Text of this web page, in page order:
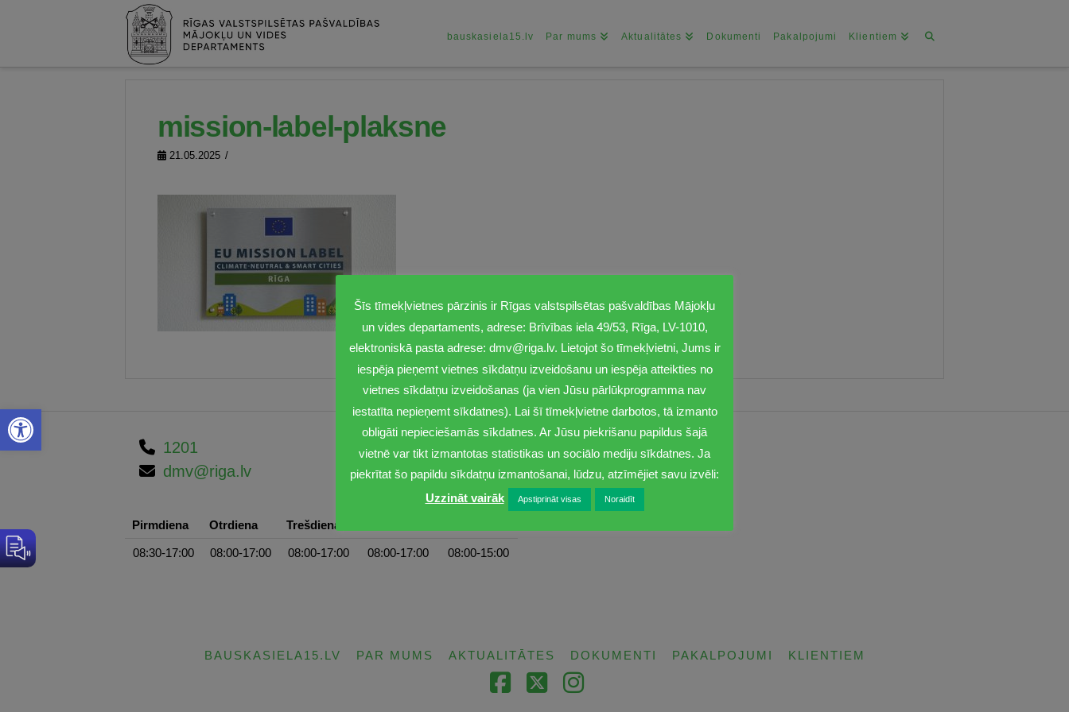
Open toolbar
bauskasiela15.lv Par mums Aktualitātes Dokumenti Pakalpojumi Klientiem
mission-label-plaksne
21.05.2025
1201
dmv@riga.lv
Pirmdiena Otrdiena Trešdiena
08:30-17:00 08:00-17:00 08:00-17:00 08:00-17:00 08:00-15:00
BAUSKASIELA15.LV PAR MUMS AKTUALITĀTES DOKUMENTI PAKALPOJUMI KLIENTIEM
Facebook
X Instagram
Šīs tīmekļvietnes pārzinis ir Rīgas valstspilsētas pašvaldības Mājokļu
un vides departaments, adrese: Brīvības iela 49/53, Rīga, LV-1010,
elektroniskā pasta adrese: dmv@riga.lv. Lietojot šo tīmekļvietni, Jums ir
iespēja pieņemt vietnes sīkdatņu izveidošanu un iespēja atteikties no
vietnes sīkdatņu izveidošanas (ja vien Jūsu pārlūkprogramma nav
iestatīta nepieņemt sīkdatnes). Lai šī tīmekļvietne darbotos, tā izmanto
obligāti nepieciešamās sīkdatnes. Ar Jūsu piekrišanu papildus šajā
vietnē var tikt izmantotas statistikas un sociālo mediju sīkdatnes. Ja
piekrītat šo papildu sīkdatņu izmantošanai, lūdzu, atzīmējiet savu izvēli:
Uzzināt vairāk
Apstiprināt visas Noraidīt